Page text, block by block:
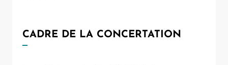
CADRE DE LA CONCERTATION